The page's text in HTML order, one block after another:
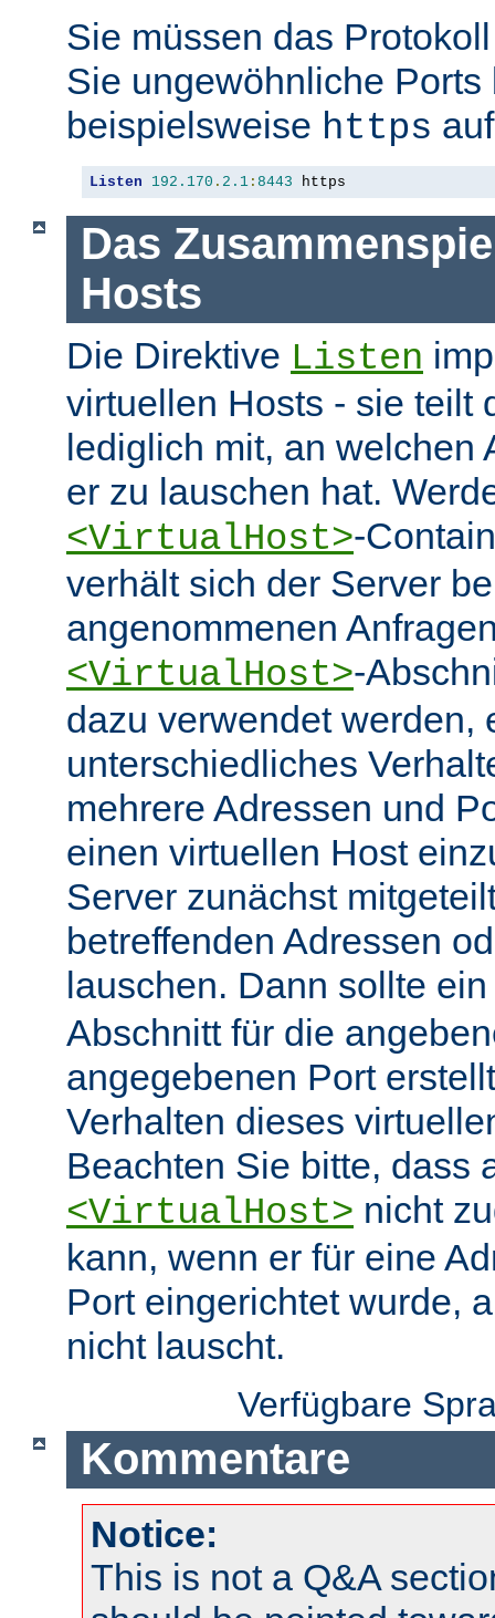
Sie müssen das
Sie ungewöhnliche Ports
beispielsweise https
Listen 192.170 . 2.1 : 8443 https
Das
Hosts
Die Direktive Listen
virtuellen Hosts - sie teilt
lediglich mit, an welchen
er zu lauschen hat.
<VirtualHost>-
verhält sich der Server
angenommenen
<VirtualHost>-
dazu verwendet werden,
unterschiedliches
mehrere Adressen und
einen virtuellen Host
Server zunächst
betreffenden Adressen
lauschen. Dann sollte
Abschnitt für die
angegebenen Port
Verhalten dieses
Beachten Sie bitte, dass
<VirtualHost> nicht
kann, wenn er für eine
Port eingerichtet wurde,
nicht lauscht.
Verfügbare
Kommentare
Notice:
This is not a Q&A